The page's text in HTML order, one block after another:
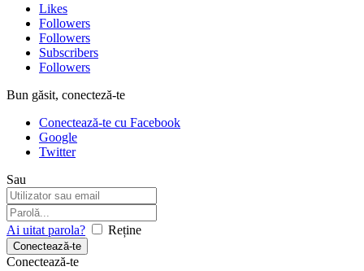
Likes
Followers
Followers
Subscribers
Followers
Bun găsit, conecteză-te
Conectează-te cu Facebook
Google
Twitter
Sau
Ai uitat parola? Reține
Conectează-te